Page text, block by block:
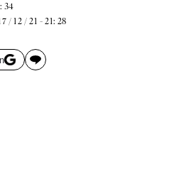
34
/ 12 / 21 - 21: 28